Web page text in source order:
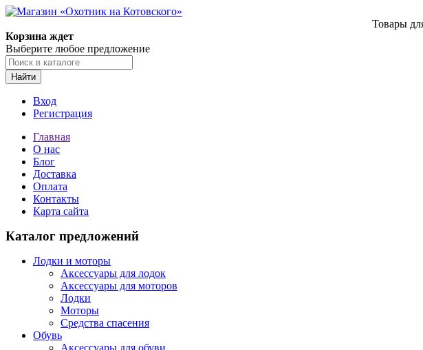
Товары
Корзина ждет
Выберите любое предложение
Найти
Вход
Регистрация
Главная
О нас
Блог
Доставка
Оплата
Контакты
Карта сайта
Каталог предложений
Лодки и моторы
Аксессуары для лодок
Аксессуары для моторов
Лодки
Моторы
Средства спасения
Обувь
Аксессуары для обуви